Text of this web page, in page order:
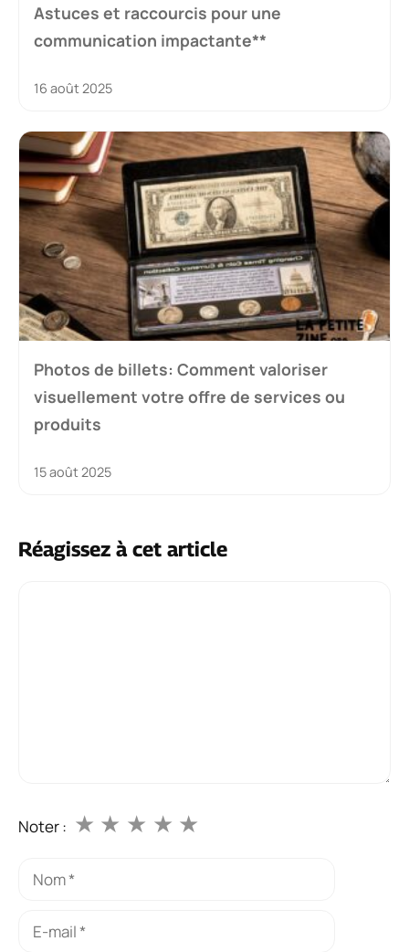
Astuces et raccourcis pour une
communication impactante**
16 août 2025
Photos de billets: Comment valoriser
visuellement votre offre de services ou
produits
15 août 2025
Réagissez à cet article
Noter : ★
★
★
★
★
Nom